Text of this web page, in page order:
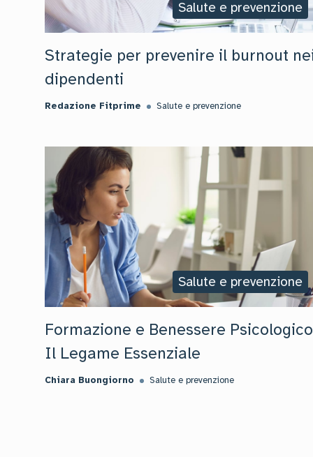
Salute e prevenzione
Strategie per prevenire il burnout
dipendenti
Redazione Fitprime Salute e prevenzione
Salute e prevenzione
Formazione e Benessere
Il Legame Essenziale
Chiara Buongiorno Salute e prevenzione